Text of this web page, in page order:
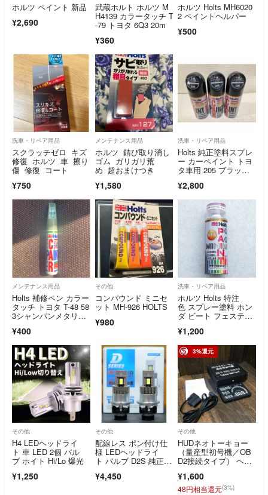
ホルツ ペイント 新品
¥2,690
武蔵ホルト ホルツ M
H4139 カラータッチ T
-79 トヨタ 6Q3 20m
¥360
ホルツ Holts MH6020
2 ペイントヘルパー
¥500
洗車・リペア用品
スクラッチゼロ キズ
修復 ホルツ 車 擦り
傷 修復 コート
¥750
メンテナンス用品
ホルツ 錆び取り消し
ゴム ガリガリ荒
め 超おまけつき
¥1,580
洗車・リペア用品
Holts 純正塗料スプレ
ー カーペイント トヨ
タ車用 205 ブラック
¥2,800
メンテナンス用品
Holts 補修ペン カラー
タッチ トヨタ T-48 58
3シャンパンメタリッ
¥400
その他
コンパウンド ミニセ
ット MH-926 HOLTS
¥980
洗車・リペア用品
ホルツ Holts 特注
色 スプレー塗料 ホン
ダ ビート フェスティ
¥1,200
その他
H4 LEDヘッドライ
ト 車 LED 2個 バル
ブ ホイト Hi/Lo 爆光
¥1,250
その他
配線レス ポン付け仕
様 LEDヘッドライ
ト バルブ D2S 純正HI
¥4,450
3%還元
その他
HUDネオトーキョー
（量産型初号機／OB
D2接続タイプ） ヘッ
¥1,600
48円相当還元(3%)